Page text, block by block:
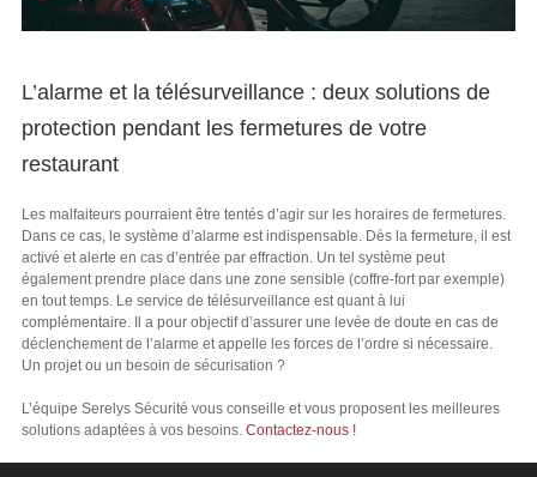
L’alarme et la télésurveillance : deux solutions de
protection pendant les fermetures de votre
restaurant
Les malfaiteurs pourraient être tentés d’agir sur les horaires de fermetures.
Dans ce cas, le système d’alarme est indispensable. Dès la fermeture, il est
activé et alerte en cas d’entrée par effraction. Un tel système peut
également prendre place dans une zone sensible (coffre-fort par exemple)
en tout temps. Le service de télésurveillance est quant à lui
complémentaire. Il a pour objectif d’assurer une levée de doute en cas de
déclenchement de l’alarme et appelle les forces de l’ordre si nécessaire.
Un projet ou un besoin de sécurisation ?
L’équipe Serelys Sécurité vous conseille et vous proposent les meilleures
solutions adaptées à vos besoins. Contactez-nous !